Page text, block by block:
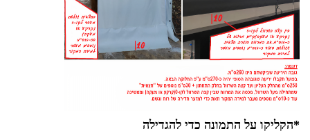
*הקליקו על התמונה כדי להגדילה